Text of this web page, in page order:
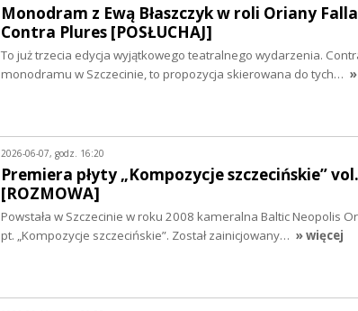
Monodram z Ewą Błaszczyk w roli Oriany
Contra Plures [POSŁUCHAJ]
To już trzecia edycja wyjątkowego teatralnego wydarzenia.
monodramu w Szczecinie, to propozycja skierowana do tych…
2026-06-07, godz. 16:20
Premiera płyty „Kompozycje szczecińskie”
[ROZMOWA]
Powstała w Szczecinie w roku 2008 kameralna Baltic Neopolis
pt. „Kompozycje szczecińskie”. Został zainicjowany… » więcej